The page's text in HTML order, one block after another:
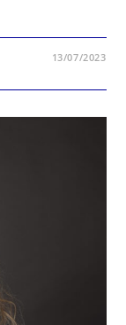
13/07/2023